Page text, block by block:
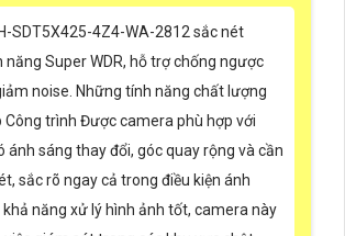
SDT5X425-4Z4-WA-2812 sắc nét
năng Super WDR, hỗ trợ chống ngược
noise. Những tính năng chất lượng
Công trình Được camera phù hợp với
ánh sáng thay đổi, góc quay rộng và cần
sắc rõ ngay cả trong điều kiện ánh
khả năng xử lý hình ảnh tốt, camera này